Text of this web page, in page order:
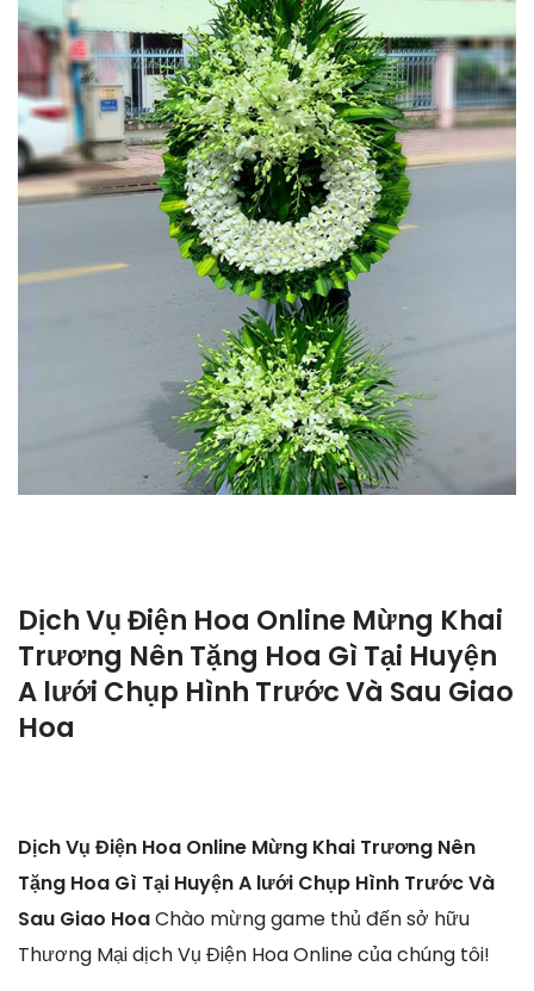
Dịch Vụ Điện Hoa Online Mừng Khai
Trương Nên Tặng Hoa Gì Tại Huyện
A lưới Chụp Hình Trước Và Sau Giao
Hoa
Dịch Vụ Điện Hoa Online Mừng Khai Trương Nên
Tặng Hoa Gì Tại Huyện A lưới Chụp Hình Trước Và
Sau Giao HoaChào mừng game thủ đến sở hữu
Thương Mại dịch Vụ Điện Hoa Online của chúng tôi!